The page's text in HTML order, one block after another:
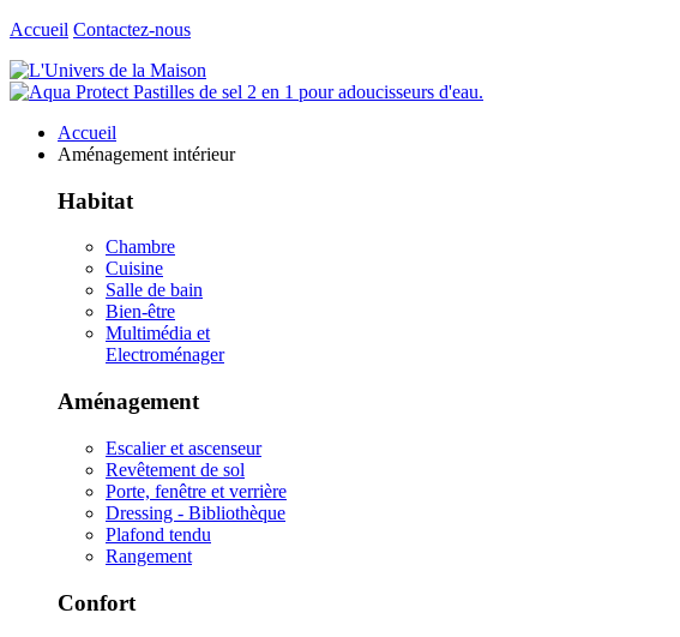
Accueil Contactez-nous
Accueil
Aménagement intérieur
Habitat
Chambre
Cuisine
Salle de bain
Bien-être
Multimédia et
Electroménager
Aménagement
Escalier et ascenseur
Revêtement de sol
Porte, fenêtre et verrière
Dressing - Bibliothèque
Plafond tendu
Rangement
Confort